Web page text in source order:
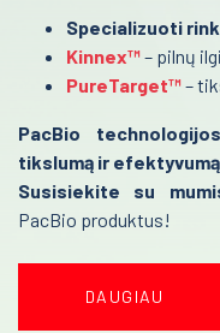
Specializuoti
Kinnex™– pilnų
PureTarget™–
PacBio
tikslumą ir
Susisiekite su
PacBio produktus!
DAUGIAU